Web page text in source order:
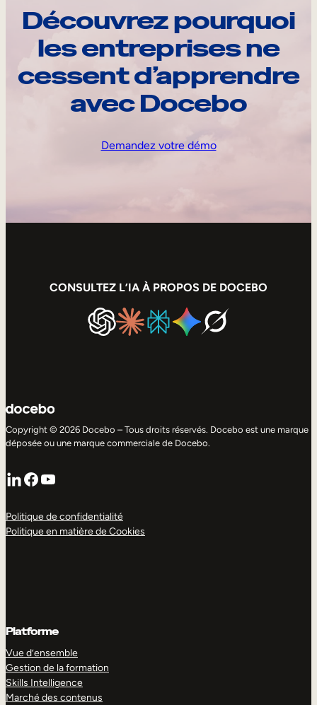
Découvrez pourquoi
les entreprises ne
cessent d’apprendre
avec Docebo
Demandez votre démo
CONSULTEZ L’IA À PROPOS DE DOCEBO
Copyright © 2026 Docebo – Tous droits réservés. Docebo est une marque
déposée ou une marque commerciale de Docebo.
LinkedIn
Facebook
YouTube
Politique de confidentialité
Politique en matière de Cookies
Platforme
Vue d’ensemble
Gestion de la formation
Skills Intelligence
Marché des contenus